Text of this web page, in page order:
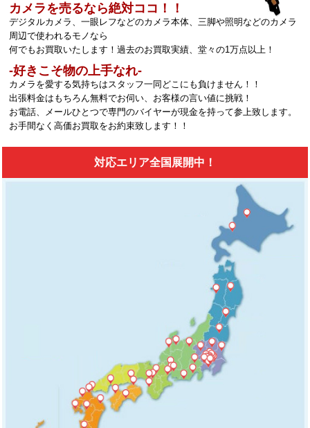
カメラを売るなら絶対ココ！！
デジタルカメラ、一眼レフなどのカメラ本体、三脚や照明などのカメラ
周辺で使われるモノなら
何でもお買取いたします！過去のお買取実績、堂々の1万点以上！
‐好きこそ物の上手なれ‐
カメラを愛する気持ちはスタッフ一同どこにも負けません！！
出張料金はもちろん無料でお伺い、お客様の言い値に挑戦！
お電話、メールひとつで専門のバイヤーが現金を持って参上致します。
お手間なく高価お買取をお約束致します！！
対応エリア全国展開中！